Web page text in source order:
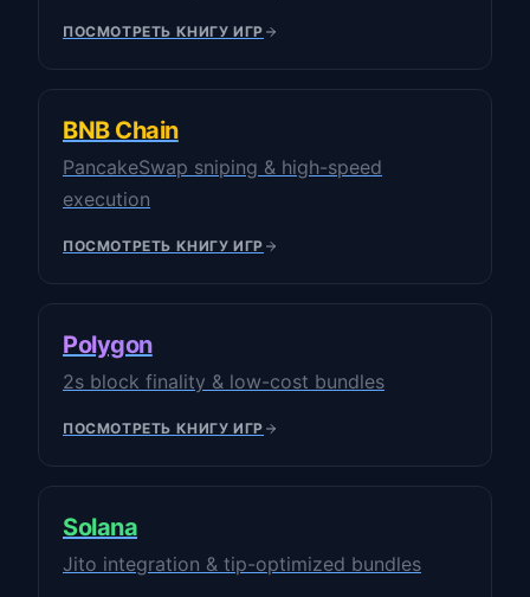
ПОСМОТРЕТЬ КНИГУ ИГР
BNB Chain
PancakeSwap sniping & high-speed
execution
ПОСМОТРЕТЬ КНИГУ ИГР
Polygon
2s block finality & low-cost bundles
ПОСМОТРЕТЬ КНИГУ ИГР
Solana
Jito integration & tip-optimized bundles